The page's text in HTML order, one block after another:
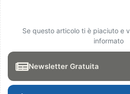
Se questo articolo ti è piaciuto e
informato
Newsletter Gratuita